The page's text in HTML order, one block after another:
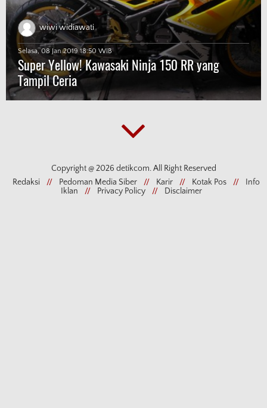
wiwi widiawati
Selasa, 08 Jan 2019 18:50 WIB
Super Yellow! Kawasaki Ninja 150 RR yang
Tampil Ceria
Copyright @ 2026 detikcom. All Right Reserved
Redaksi
// Pedoman Media Siber // Karir // Kotak Pos //
Info
Iklan
// Privacy Policy // Disclaimer